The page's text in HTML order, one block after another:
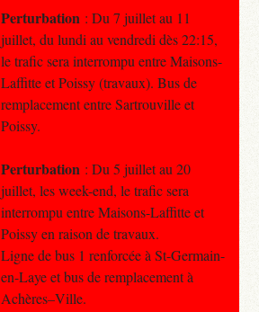
Perturbation : Du 7 juillet au 11
juillet, du lundi au vendredi dès 22:15,
le trafic sera interrompu entre Maisons-
Laffitte et Poissy (travaux). Bus de
remplacement entre Sartrouville et
Poissy.
Perturbation : Du 5 juillet au 20
juillet, les week-end, le trafic sera
interrompu entre Maisons-Laffitte et
Poissy en raison de travaux.
Ligne de bus 1 renforcée à St-Germain-
en-Laye et bus de remplacement à
Achères–Ville.